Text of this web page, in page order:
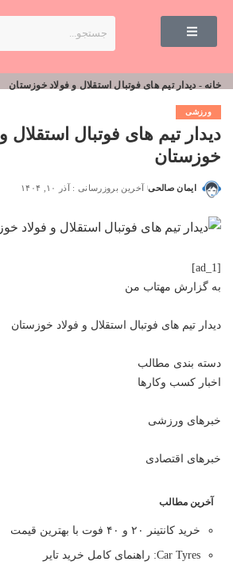
خانه - دیدار تیم ‌های فوتبال استقلال و فولاد خوزستان
ورزشی
دیدار تیم ‌های فوتبال استقلال
خوزستان
ایمان صالحی آخرین بروزرسانی : آذر ۱۰, ۱۴۰۴
[ad_1]
به گزارش مهتاب من
دیدار تیم ‌های فوتبال استقلال و فولاد خوزستان
دسته بندی مطالب
اخبار کسب وکارها
خبرهای ورزشی
خبرهای اقتصادی
آخرین مطالب
خرید کانتینر ۲۰ و ۴۰ فوت با بهترین قیمت
Car Tyres: راهنمای کامل خرید تایر